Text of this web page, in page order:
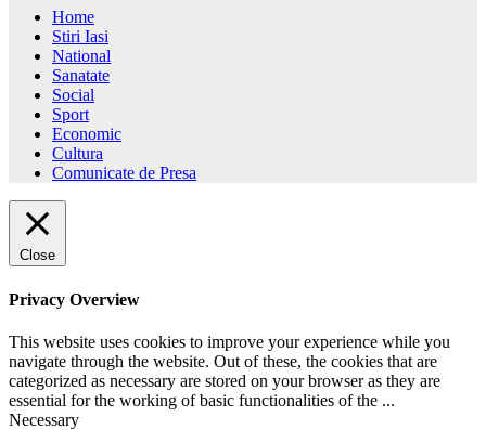
Home
Stiri Iasi
National
Sanatate
Social
Sport
Economic
Cultura
Comunicate de Presa
Close
Privacy Overview
This website uses cookies to improve your experience while you
navigate through the website. Out of these, the cookies that are
categorized as necessary are stored on your browser as they are
essential for the working of basic functionalities of the ...
Necessary